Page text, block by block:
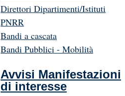
Direttori Dipartimenti/Istituti
PNRR
Bandi a cascata
Bandi Pubblici - Mobilità
Avvisi Manifestazioni
di interesse